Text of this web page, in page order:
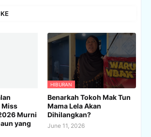
Miss
Murni
yang
HIBURAN
Benarkah Tokoh Mak Tun
Mama Lela Akan
Dihilangkan?
June 11, 2026